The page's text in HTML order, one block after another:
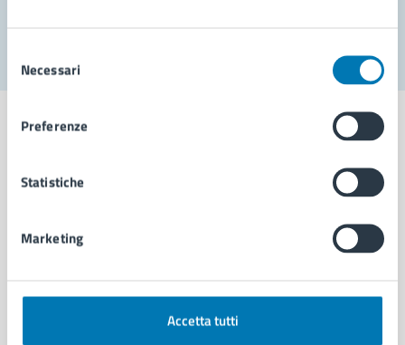
delNecessari
Preferenze
Statistiche
Marketing
Accetta tutti
Comune di Napoli
AMMINISTRAZIONE
Organi di governo